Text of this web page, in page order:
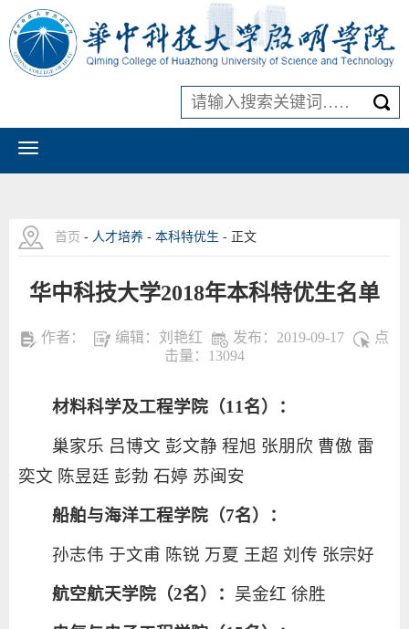
首页 - 人才培养 - 本科特优生 - 正文
华中科技大学2018年本科特优生名单
作者： 编辑：刘艳红 发布：2019-09-17
点
击量：
13094
材料科学及工程学院（11名）：
巢家乐 吕博文 彭文静 程旭 张朋欣 曹傲 雷
奕文 陈昱廷 彭勃 石婷 苏闽安
船舶与海洋工程学院（7名）：
孙志伟 于文甫 陈锐 万夏 王超 刘传 张宗好
航空航天学院（2名）： 吴金红 徐胜